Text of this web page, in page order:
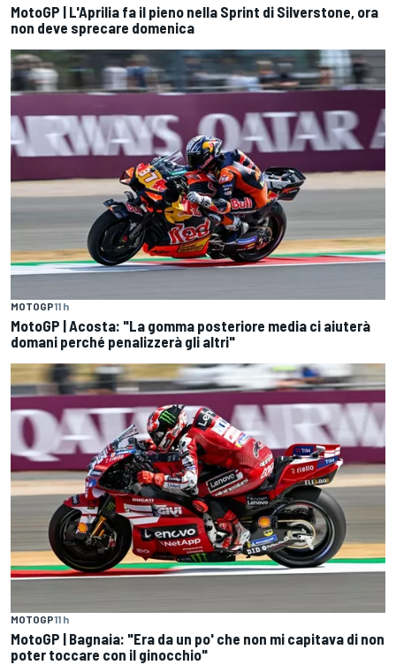
MotoGP | L'Aprilia fa il pieno nella Sprint di Silverstone, ora
non deve sprecare domenica
MOTOGP11 h
MotoGP | Acosta: "La gomma posteriore media ci aiuterà
domani perché penalizzerà gli altri"
MOTOGP11 h
MotoGP | Bagnaia: "Era da un po' che non mi capitava di non
poter toccare con il ginocchio"